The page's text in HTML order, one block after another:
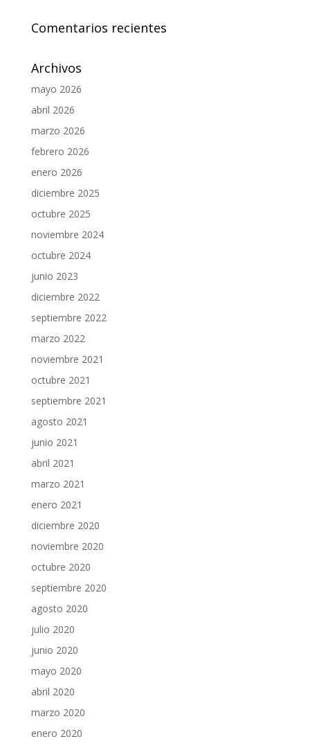
Comentarios recientes
Archivos
mayo 2026
abril 2026
marzo 2026
febrero 2026
enero 2026
diciembre 2025
octubre 2025
noviembre 2024
octubre 2024
junio 2023
diciembre 2022
septiembre 2022
marzo 2022
noviembre 2021
octubre 2021
septiembre 2021
agosto 2021
junio 2021
abril 2021
marzo 2021
enero 2021
diciembre 2020
noviembre 2020
octubre 2020
septiembre 2020
agosto 2020
julio 2020
junio 2020
mayo 2020
abril 2020
marzo 2020
enero 2020